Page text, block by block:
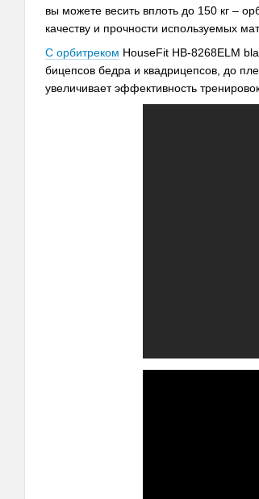
вы можете весить вплоть до 150 кг –
качеству и прочности используемых
С орбитреком HouseFit HB-8268ELM
бицепсов бедра и квадрицепсов, до
увеличивает эффективность